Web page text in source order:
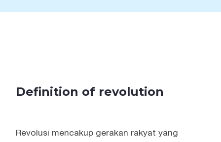
Definition of revolution
Revolusi mencakup gerakan rakyat yang